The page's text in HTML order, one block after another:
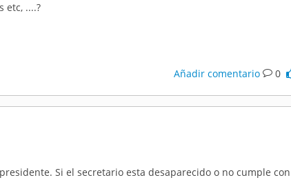
etc, ....?
Añadir comentario 0
Si el secretario esta desaparecido o no cumple con